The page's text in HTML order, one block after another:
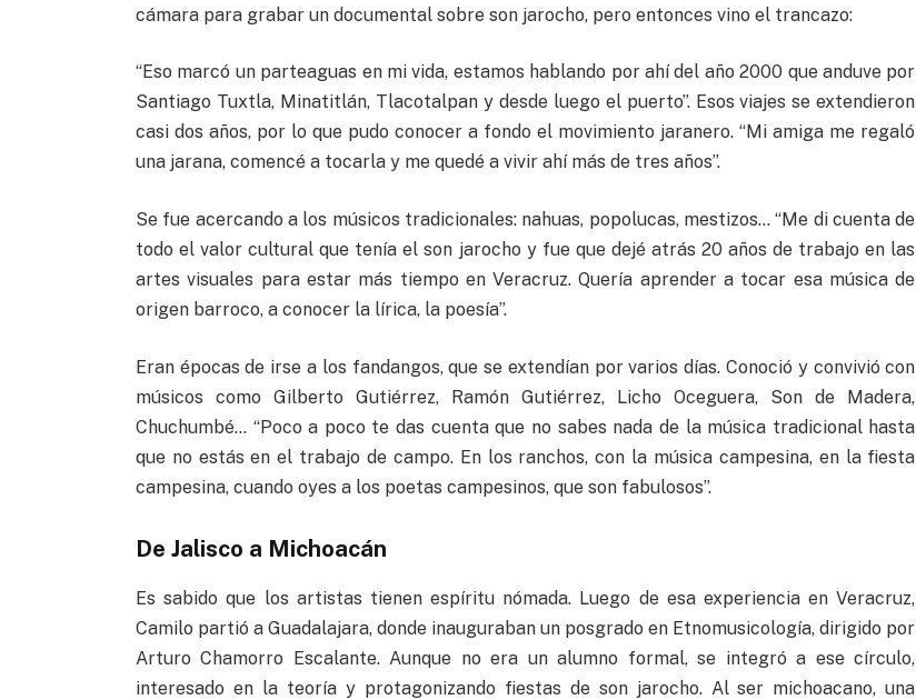
cámara para grabar un documental sobre son jarocho, pero entonces vino el trancazo:
“Eso marcó un parteaguas en mi vida, estamos hablando por ahí del año 2000 que anduve por
Santiago Tuxtla, Minatitlán, Tlacotalpan y desde luego el puerto”. Esos viajes se extendieron
casi dos años, por lo que pudo conocer a fondo el movimiento jaranero. “Mi amiga me regaló
una jarana, comencé a tocarla y me quedé a vivir ahí más de tres años”.
Se fue acercando a los músicos tradicionales: nahuas, popolucas, mestizos… “Me di cuenta de
todo el valor cultural que tenía el son jarocho y fue que dejé atrás 20 años de trabajo en las
artes visuales para estar más tiempo en Veracruz. Quería aprender a tocar esa música de
origen barroco, a conocer la lírica, la poesía”.
Eran épocas de irse a los fandangos, que se extendían por varios días. Conoció y convivió con
músicos como Gilberto Gutiérrez, Ramón Gutiérrez, Licho Oceguera, Son de Madera,
Chuchumbé… “Poco a poco te das cuenta que no sabes nada de la música tradicional hasta
que no estás en el trabajo de campo. En los ranchos, con la música campesina, en la fiesta
campesina, cuando oyes a los poetas campesinos, que son fabulosos”.
De Jalisco a Michoacán
Es sabido que los artistas tienen espíritu nómada. Luego de esa experiencia en Veracruz,
Camilo partió a Guadalajara, donde inauguraban un posgrado en Etnomusicología, dirigido por
Arturo Chamorro Escalante. Aunque no era un alumno formal, se integró a ese círculo,
interesado en la teoría y protagonizando fiestas de son jarocho. Al ser michoacano, una